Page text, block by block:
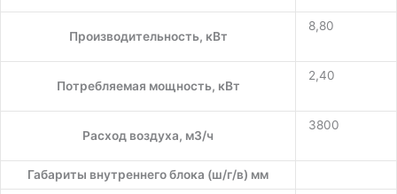
Производительность, кВт
8,80
Потребляемая мощность, кВт
2,40
Расход воздуха, м3/ч
3800
Габариты внутреннего блока (ш/г/в) мм